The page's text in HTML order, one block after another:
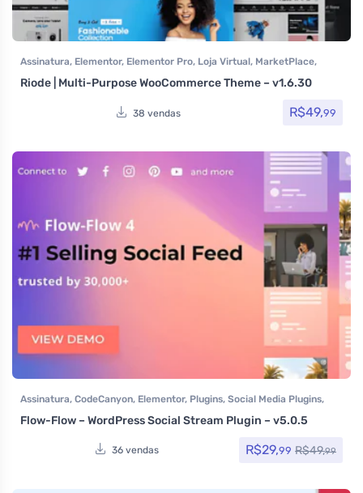
Assinatura, Elementor, Elementor Pro, Loja Virtual, MarketPlace,
Multiuso , Page Builder Temas Themeforest , Todos os itens,
Woocommerce
Riode | Multi-Purpose WooCommerce Theme – v1.6.30
38 vendas R$49,99
Assinatura, CodeCanyon, Elementor, Plugins, Social Media Plugins,
Todos os itens
Flow-Flow – WordPress Social Stream Plugin – v5.0.5
36 vendas R$29,99 R$49,99